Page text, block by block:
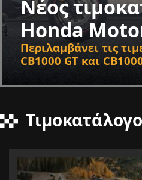
Νέος
Honda
Περιλαμβάνει τις
CB1000 GT και